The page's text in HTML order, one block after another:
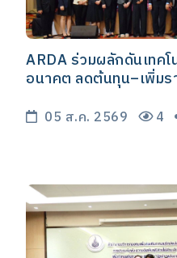
ARDA ร่วมผลักดันเทค
อนาคต ลดต้นทุน–เพิ่มร
05 ส.ค. 2569 4